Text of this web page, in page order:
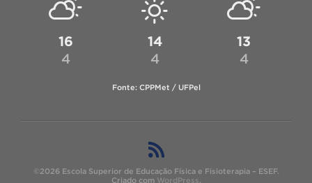
16
4
14
4
13
4
Fonte: CPPMet / UFPel
©2026 Escola Superior de Educação Física e Fisioterapia – ESEF.
Criado com WordPress.